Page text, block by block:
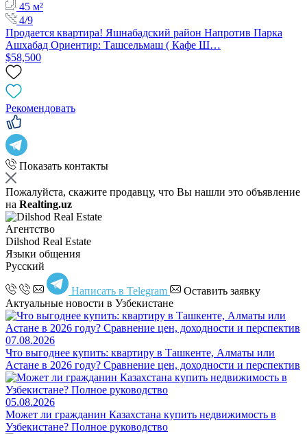
45 м²
4/9
Продается квартира! Яшнабадский район Напротив Парка
Ашхабад Ориентир: Ташсельмаш ( Кафе Ш…
$58,500
Рекомендовать
Показать контакты
Пожалуйста, скажите продавцу, что Вы нашли это объявление
на Realting.uz
Агентство
Dilshod Real Estate
Языки общения
Русский
Написать в Telegram
Оставить заявку
Актуальные новости в Узбекистане
07.08.2026
Что выгоднее купить: квартиру в Ташкенте, Алматы или
Астане в 2026 году? Сравнение цен, доходности и перспектив
05.08.2026
Может ли гражданин Казахстана купить недвижимость в
Узбекистане? Полное руководство